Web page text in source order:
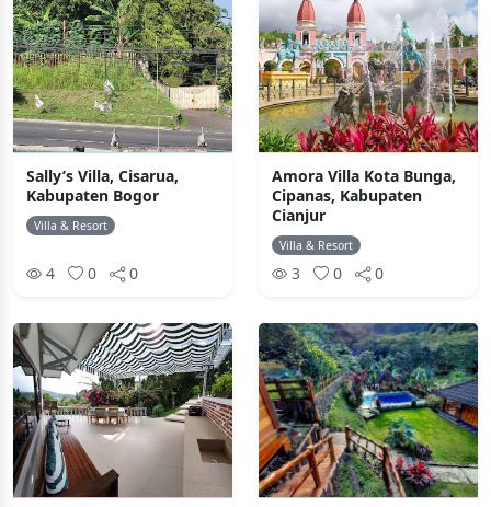
Sally’s Villa, Cisarua,
Kabupaten Bogor
Villa & Resort
4 0 0
Amora Villa Kota Bunga,
Cipanas, Kabupaten
Cianjur
Villa & Resort
3 0 0